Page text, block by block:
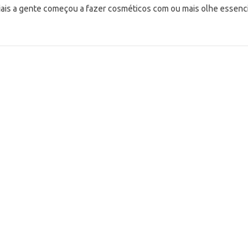
a gente começou a fazer cosméticos com ou mais olhe